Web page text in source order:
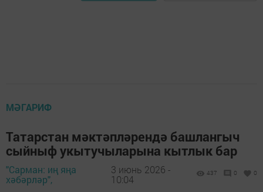
МӘГАРИФ
Татарстан мәктәпләрендә башлангыч
сыйныф укытучыларына кытлык бар
"Сарман: иң яңа
хәбәрләр",
3 июнь 2026 -
10:04
437 0 0